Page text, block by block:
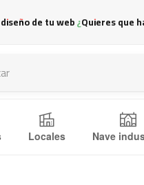
de tu web ¿Quieres que
Locales Nave